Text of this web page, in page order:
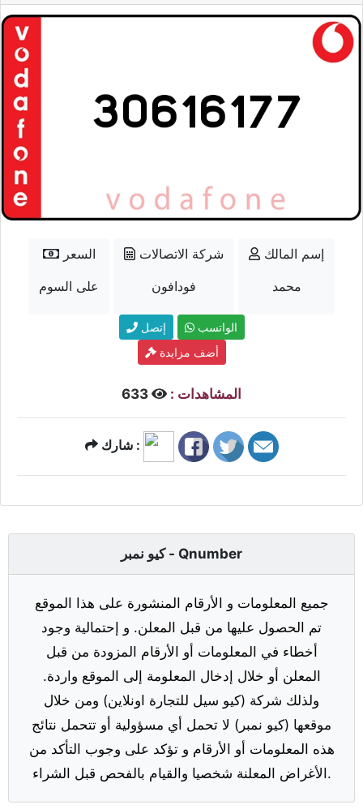
السعر
على السوم
شركة الاتصالات
فودافون
إسم المالك
محمد
إتصل
الواتسب
أضف مزايدة
المشاهدات :
شارك :
كيو نمبر - Qnumber
جميع المعلومات و الأرقام المنشورة على هذا الموقع
تم الحصول عليها من قبل المعلن. و إحتمالية وجود
أخطاء في المعلومات أو الأرقام المزودة من قبل
المعلن أو خلال إدخال المعلومة إلى الموقع واردة.
ولذلك شركة (كيو سيل للتجارة اونلاين) ومن خلال
موقعها (كيو نمبر) لا تحمل أي مسؤولية أو تتحمل نتائج
هذه المعلومات أو الأرقام و تؤكد على وجوب التأكد من
الأغراض المعلنة شخصيا والقيام بالفحص قبل الشراء.